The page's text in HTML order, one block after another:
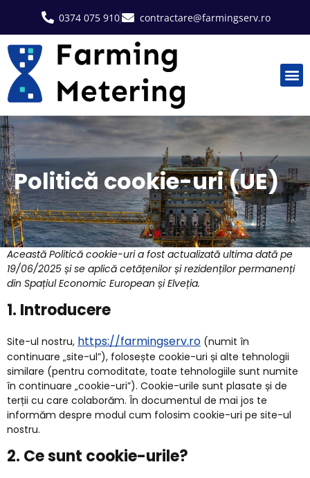
0374 075 910 contractare@farmingserv.ro
Politică cookie-uri (UE)
Această Politică cookie-uri a fost actualizată ultima dată pe
19/06/2025 și se aplică cetățenilor și rezidenților permanenți
din Spațiul Economic European și Elveția.
1. Introducere
Site-ul nostru, https://farmingserv.ro (numit în
continuare „site-ul”), folosește cookie-uri și alte tehnologii
similare (pentru comoditate, toate tehnologiile sunt numite
în continuare „cookie-uri”). Cookie-urile sunt plasate și de
terții cu care colaborăm. În documentul de mai jos te
informăm despre modul cum folosim cookie-uri pe site-ul
nostru.
2. Ce sunt cookie-urile?